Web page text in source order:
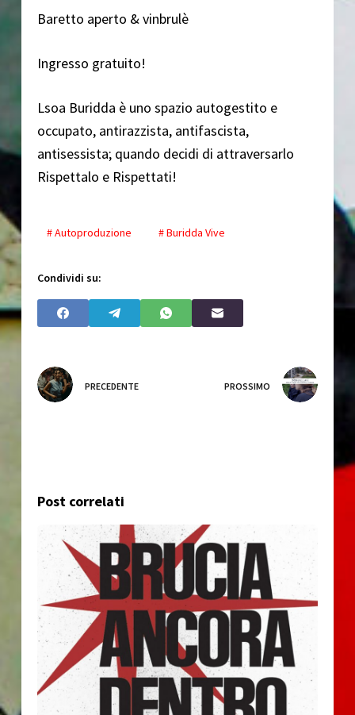
Baretto aperto & vinbrulè
Ingresso gratuito!
Lsoa Buridda è uno spazio autogestito e
occupato, antirazzista, antifascista,
antisessista; quando decidi di attraversarlo
Rispettalo e Rispettati!
# Autoproduzione # Buridda Vive
Condividi su:
PRECEDENTE PROSSIMO
Post correlati